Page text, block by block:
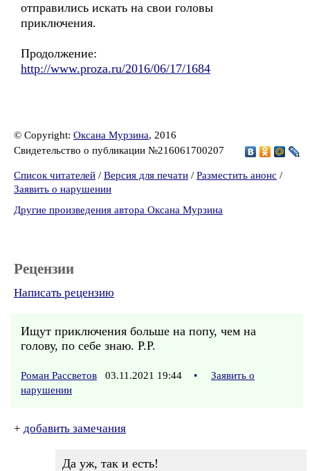
отправились искать на свои головы
приключения.
Продолжение:
http://www.proza.ru/2016/06/17/1684
© Copyright: Оксана Мурзина, 2016
Свидетельство о публикации №216061700207
Список читателей / Версия для печати / Разместить анонс /
Заявить о нарушении
Другие произведения автора Оксана Мурзина
Рецензии
Написать рецензию
Ищут приключения больше на попу, чем на
голову, по себе знаю. Р.Р.
Роман Рассветов 03.11.2021 19:44 •
Заявить о
нарушении
+ добавить замечания
Да уж, так и есть!